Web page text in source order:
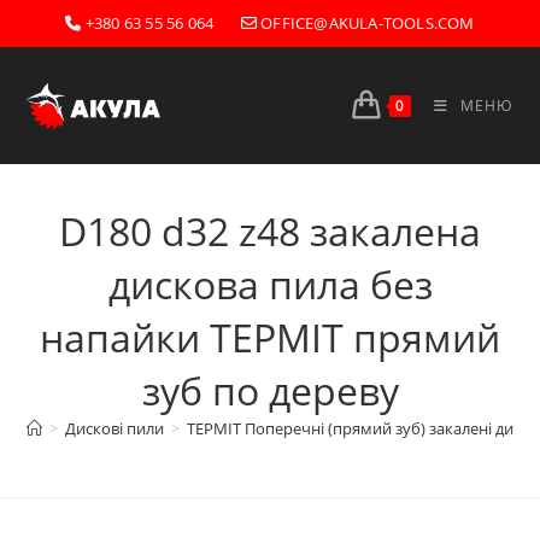
Перейти
до
+380 63 55 56 064 OFFICE@AKULA-TOOLS.COM
0 МЕНЮ
D180 d32 z48 закалена
дискова пила без
напайки ТЕРМІТ прямий
зуб по дереву
> Дискові пили > ТЕРМІТ Поперечні (прямий зуб) закалені